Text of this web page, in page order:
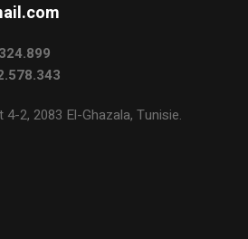
2, 2083 El-Ghazala, Tunisie.